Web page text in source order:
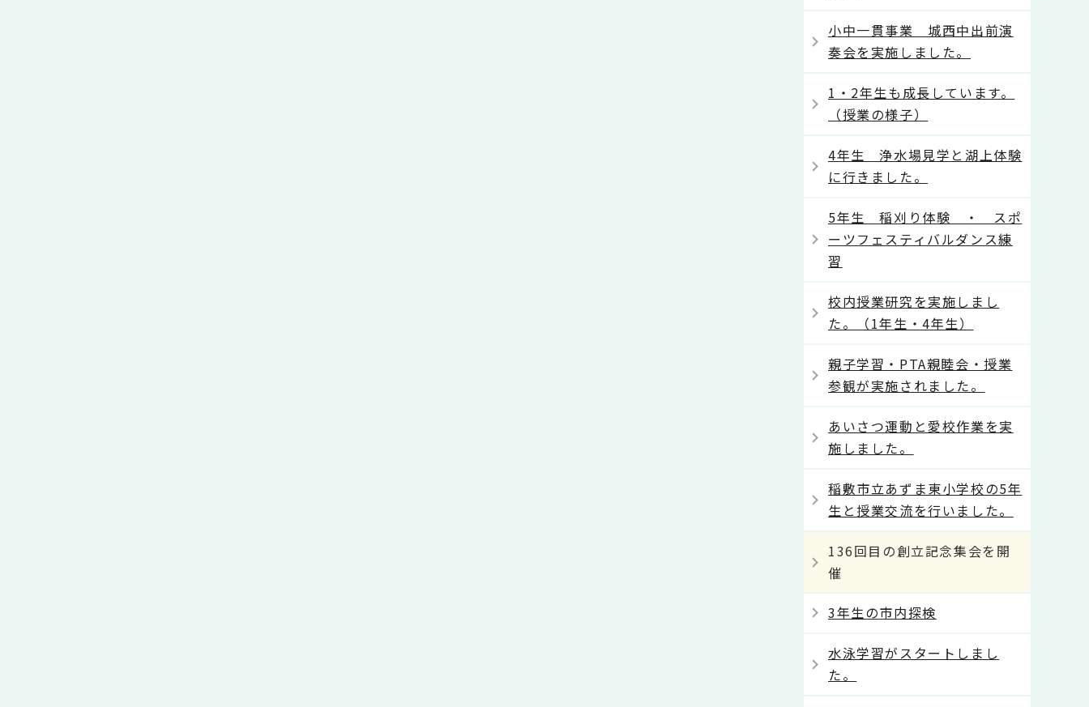
小中一貫事業 城西中出前演
奏会を実施しました。
1・2年生も成長しています。
（授業の様子）
4年生 浄水場見学と湖上体験
に行きました。
5年生 稲刈り体験 ・ スポ
ーツフェスティバルダンス練
習
校内授業研究を実施しまし
た。（1年生・4年生）
親子学習・PTA親睦会・授業
参観が実施されました。
あいさつ運動と愛校作業を実
施しました。
稲敷市立あずま東小学校の5年
生と授業交流を行いました。
136回目の創立記念集会を開
催
3年生の市内探検
水泳学習がスタートしまし
た。